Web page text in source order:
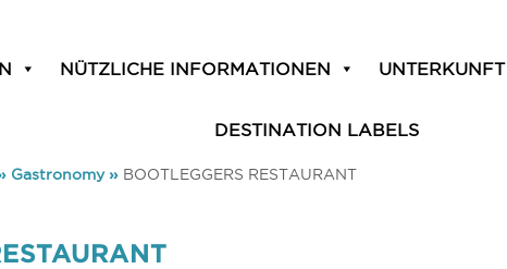
NÜTZLICHE INFORMATIONEN UNTERKUNFT
DESTINATION LABELS
Gastronomy» BOOTLEGGERS RESTAURANT